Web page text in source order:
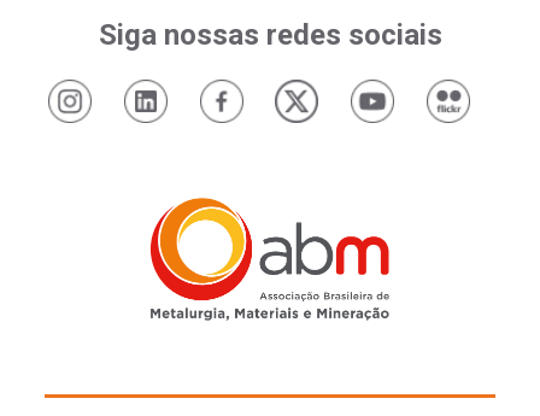
Siga nossas redes sociais